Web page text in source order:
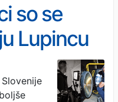
so se
Lupincu